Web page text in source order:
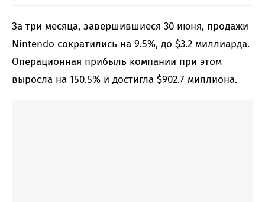
За три месяца, завершившиеся 30 июня, продажи
Nintendo сократились на 9.5%, до $3.2 миллиарда.
Операционная прибыль компании при этом
выросла на 150.5% и достигла $902.7 миллиона.